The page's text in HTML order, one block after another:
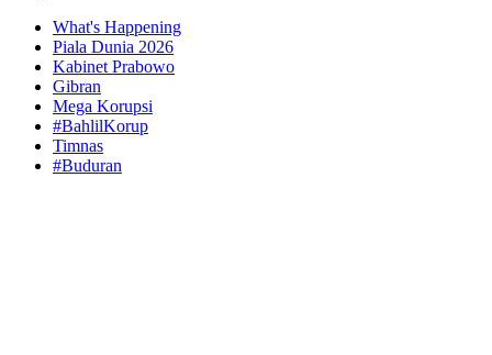
What's Happening
Piala Dunia 2026
Kabinet Prabowo
Gibran
Mega Korupsi
#BahlilKorup
Timnas
#Buduran